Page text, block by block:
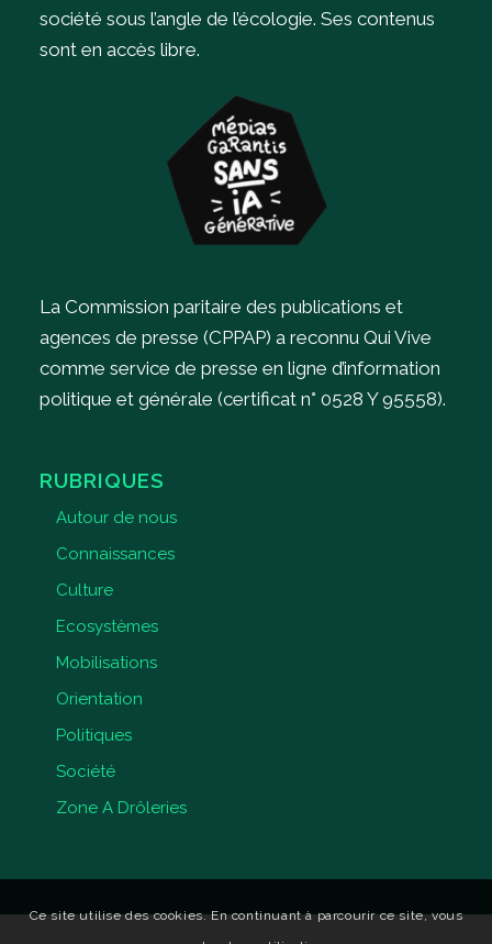
société sous l’angle de l’écologie. Ses contenus
sont en accès libre.
La Commission paritaire des publications et
agences de presse (CPPAP) a reconnu Qui Vive
comme service de presse en ligne d’information
politique et générale (certificat n° 0528 Y 95558).
RUBRIQUES
Autour de nous
Connaissances
Culture
Ecosystèmes
Mobilisations
Orientation
Politiques
Société
Zone A Drôleries
Ce site utilise des cookies. En continuant à parcourir ce site, vous